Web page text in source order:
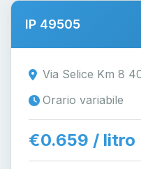
IP 49505
Via Selice Km 8
Orario variabile
€0.659 / litro